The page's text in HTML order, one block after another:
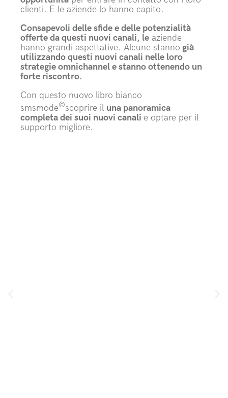
clienti. E le aziende lo hanno capito.
Consapevoli delle sfide e delle potenzialità
offerte da questi nuovi canali, le aziende
hanno grandi aspettative. Alcune stanno già
utilizzando questi nuovi canali nelle loro
strategie omnichannel e stanno ottenendo un
forte riscontro.
Con questo nuovo libro bianco
smsmode©scoprire il una panoramica
completa dei suoi nuovi canali e optare per il
supporto migliore.